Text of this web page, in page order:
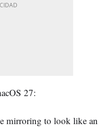
27:
mirroring to look like an